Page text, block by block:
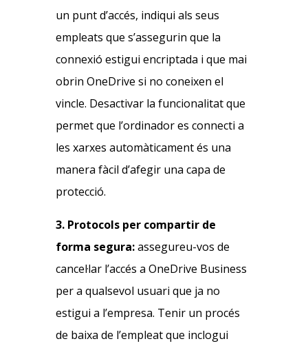
un punt d’accés, indiqui als seus
empleats que s’assegurin que la
connexió estigui encriptada i que mai
obrin OneDrive si no coneixen el
vincle. Desactivar la funcionalitat que
permet que l’ordinador es connecti a
les xarxes automàticament és una
manera fàcil d’afegir una capa de
protecció.
3. Protocols per compartir de
forma segura:assegureu-vos de
cancel·lar l’accés a OneDrive Business
per a qualsevol usuari que ja no
estigui a l’empresa. Tenir un procés
de baixa de l’empleat que inclogui